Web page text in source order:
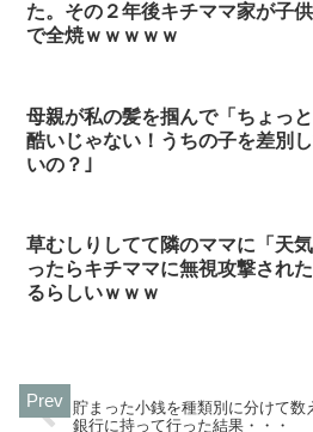
た。その２年後キチママ家が子
で全焼ｗｗｗｗｗ
母親が私の髪を掴んで「ちょっ
酷いじゃない！うちの子を差別
いの？｣
草むしりしてて隣のママに「天
ったらキチママに無視攻撃され
るらしいｗｗｗ
貯まった小銭を種類別に分けて数
銀行に持って行った結果・・・